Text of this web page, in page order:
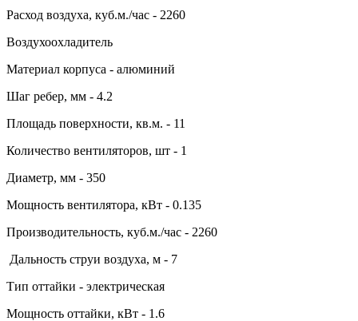
Расход воздуха, куб.м./час - 2260
Воздухоохладитель
Материал корпуса - алюминий
Шаг ребер, мм - 4.2
Площадь поверхности, кв.м. - 11
Количество вентиляторов, шт - 1
Диаметр, мм - 350
Мощность вентилятора, кВт - 0.135
Производительность, куб.м./час - 2260
Дальность струи воздуха, м - 7
Тип оттайки - электрическая
Мощность оттайки, кВт - 1.6